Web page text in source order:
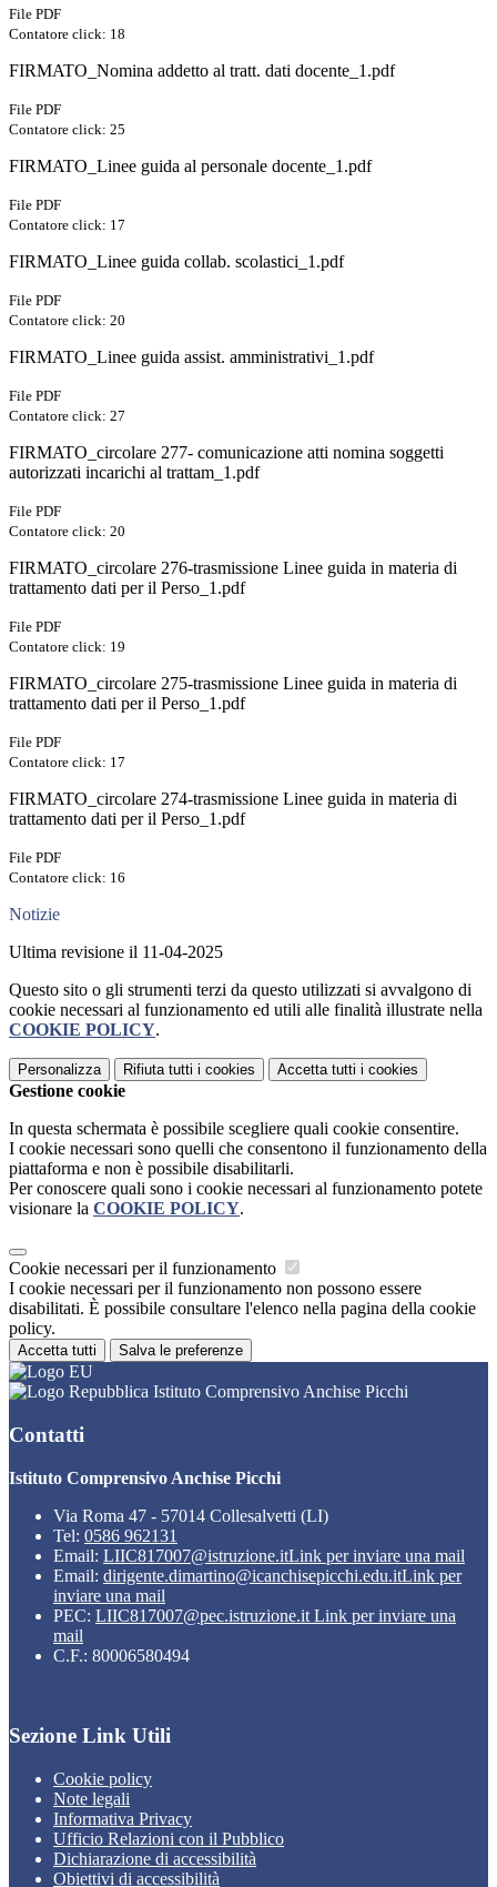
File PDF
Contatore click: 18
FIRMATO_Nomina addetto al tratt. dati docente_1.pdf
File PDF
Contatore click: 25
FIRMATO_Linee guida al personale docente_1.pdf
File PDF
Contatore click: 17
FIRMATO_Linee guida collab. scolastici_1.pdf
File PDF
Contatore click: 20
FIRMATO_Linee guida assist. amministrativi_1.pdf
File PDF
Contatore click: 27
FIRMATO_circolare 277- comunicazione atti nomina soggetti
autorizzati incarichi al trattam_1.pdf
File PDF
Contatore click: 20
FIRMATO_circolare 276-trasmissione Linee guida in materia di
trattamento dati per il Perso_1.pdf
File PDF
Contatore click: 19
FIRMATO_circolare 275-trasmissione Linee guida in materia di
trattamento dati per il Perso_1.pdf
File PDF
Contatore click: 17
FIRMATO_circolare 274-trasmissione Linee guida in materia di
trattamento dati per il Perso_1.pdf
File PDF
Contatore click: 16
Notizie
Ultima revisione il 11-04-2025
Questo sito o gli strumenti terzi da questo utilizzati si avvalgono di
cookie necessari al funzionamento ed utili alle finalità illustrate nella
COOKIE POLICY.
Personalizza Rifiuta tutti i cookies Accetta tutti i cookies
Gestione cookie
In questa schermata è possibile scegliere quali cookie consentire.
I cookie necessari sono quelli che consentono il funzionamento della
piattaforma e non è possibile disabilitarli.
Per conoscere quali sono i cookie necessari al funzionamento potete
visionare la COOKIE POLICY.
Cookie necessari per il funzionamento
I cookie necessari per il funzionamento non possono essere
disabilitati. È possibile consultare l'elenco nella pagina della cookie
policy.
Accetta tutti Salva le preferenze
Istituto Comprensivo Anchise Picchi
Contatti
Istituto Comprensivo Anchise Picchi
Via Roma 47 - 57014 Collesalvetti (LI)
Tel: 0586 962131
Email: LIIC817007@istruzione.itLink per inviare una mail
Email: dirigente.dimartino@icanchisepicchi.edu.itLink per
inviare una mail
PEC: LIIC817007@pec.istruzione.it Link per inviare una
mail
C.F.: 80006580494
Sezione Link Utili
Cookie policy
Note legali
Informativa Privacy
Ufficio Relazioni con il Pubblico
Dichiarazione di accessibilità
Obiettivi di accessibilità